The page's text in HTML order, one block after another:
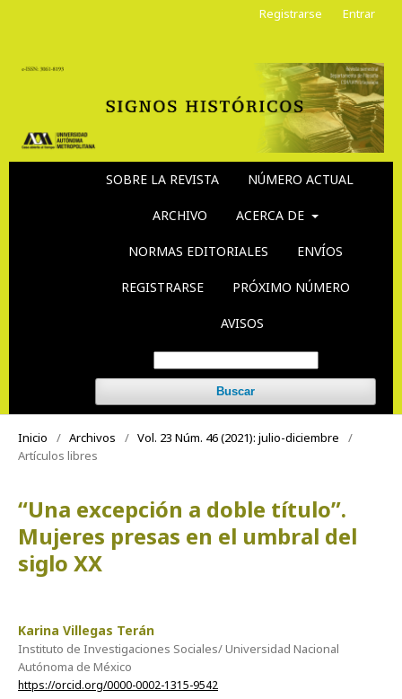
SOBRE LA REVISTA NÚMERO ACTUAL
ARCHIVO ACERCA DE
NORMAS EDITORIALES ENVÍOS
REGISTRARSE PRÓXIMO NÚMERO
AVISOS
Buscar
Registrarse Entrar
Inicio / Archivos / Vol. 23 Núm. 46 (2021): julio-diciembre
/
Artículos libres
“Una excepción a doble título”.
Mujeres presas en el umbral del
siglo XX
Karina Villegas Terán
Instituto de Investigaciones Sociales/ Universidad Nacional
Autónoma de México
https://orcid.org/0000-0002-1315-9542